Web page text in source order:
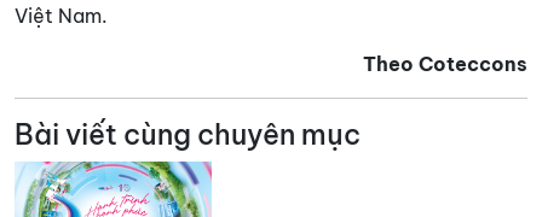
Việt Nam.
Theo Coteccons
Bài viết cùng chuyên mục